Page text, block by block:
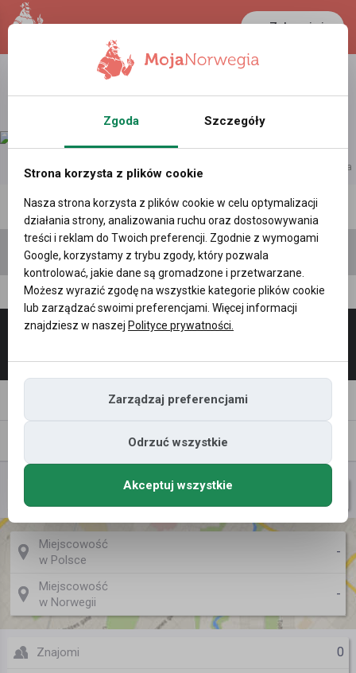
Zaloguj się
LANCASTER
38.3 °C 0.388 PLN
reklama
Polecane profile Filtr wyszukiwań
Asulla
Zaproś
Nazwa użytkownika
Miejscowość
w Polsce
-
Miejscowość
w Norwegii
-
Znajomi 0
Zgoda Szczegóły
Strona korzysta z plików cookie
Nasza strona korzysta z plików cookie w celu optymalizacji
działania strony, analizowania ruchu oraz dostosowywania
treści i reklam do Twoich preferencji. Zgodnie z wymogami
Google, korzystamy z trybu zgody, który pozwala
kontrolować, jakie dane są gromadzone i przetwarzane.
Możesz wyrazić zgodę na wszystkie kategorie plików cookie
lub zarządzać swoimi preferencjami. Więcej informacji
znajdziesz w naszej Polityce prywatności.
Zarządzaj preferencjami
Odrzuć wszystkie
Akceptuj wszystkie